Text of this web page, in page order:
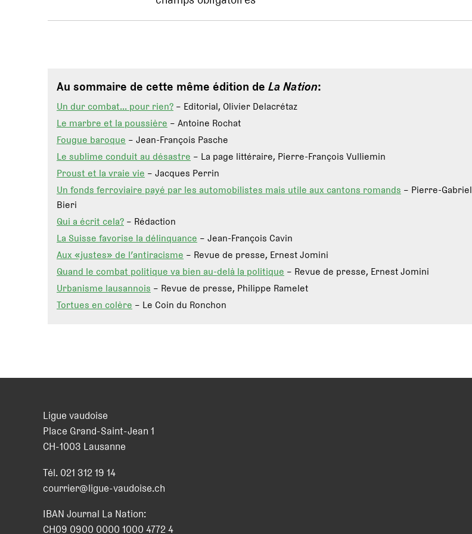
Au sommaire de cette même édition de La Nation:
Un dur combat… pour rien? – Editorial, Olivier Delacrétaz
Le marbre et la poussière – Antoine Rochat
Fougue baroque – Jean-François Pasche
Le sublime conduit au désastre – La page littéraire, Pierre-François Vulliemin
Proust et la vraie vie – Jacques Perrin
Un fonds ferroviaire payé par les automobilistes mais utile aux cantons romands – Pierre-Gabriel
Bieri
Qui a écrit cela? – Rédaction
La Suisse favorise la délinquance – Jean-François Cavin
Aux «justes» de l’antiracisme – Revue de presse, Ernest Jomini
Quand le combat politique va bien au-delà la politique – Revue de presse, Ernest Jomini
Urbanisme lausannois – Revue de presse, Philippe Ramelet
Tortues en colère – Le Coin du Ronchon
Ligue vaudoise
Place Grand-Saint-Jean 1
CH-1003 Lausanne
Tél.021 312 19 14
courrier@ligue-vaudoise.ch
IBAN Journal La Nation:
CH09 0900 0000 1000 4772 4